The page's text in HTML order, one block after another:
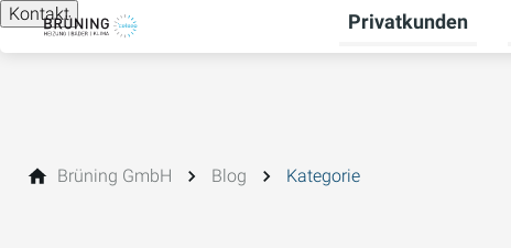
Kontakt Privatkunden
Brüning GmbH Blog Kategorie